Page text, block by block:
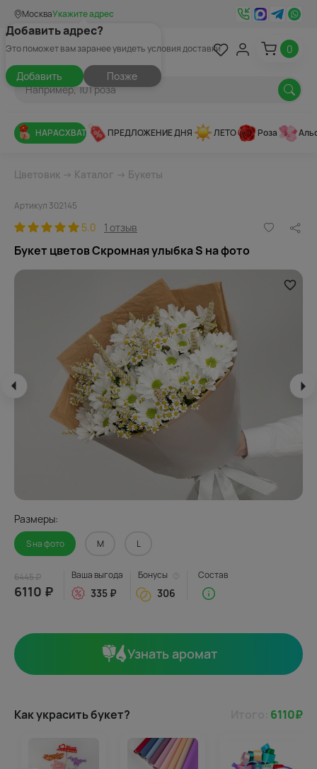
МоскваУкажите адрес
Добавить адрес?
Это поможет вам заранее увидеть условия доставки
Добавить Позже
0
НАРАСХВАТ ПРЕДЛОЖЕНИЕ ДНЯ ЛЕТО Роза
Цветовик → Каталог → Букеты
Артикул 302145
5.0 1 отзыв
Букет цветов Скромная улыбка S на фото
Размеры:
S на фото M L
6445 ₽
6110 ₽
Ваша выгода
335 ₽
Бонусы
306
Состав
Узнать аромат
Как украсить букет? 6110₽